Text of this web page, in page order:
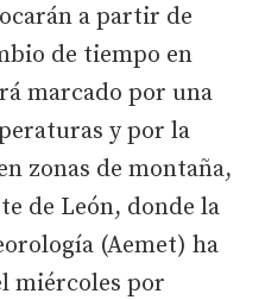
a partir de
de tiempo en
marcado por una
y por la
zonas de montaña,
de León, donde la
(Aemet) ha
miércoles por